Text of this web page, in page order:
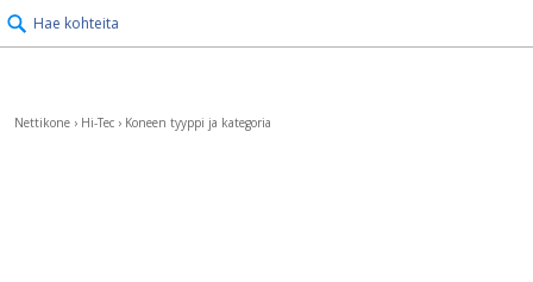
Hae kohteita
Nettikone › Hi-Tec › Koneen tyyppi ja kategoria